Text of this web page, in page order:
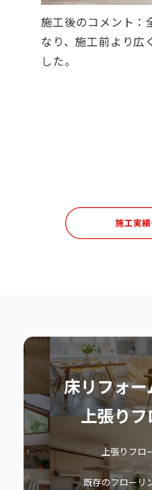
施工後のコメント：
なり、施工前より広
した。
床リフォ
上張り
上張りフロ
既存のフローリ